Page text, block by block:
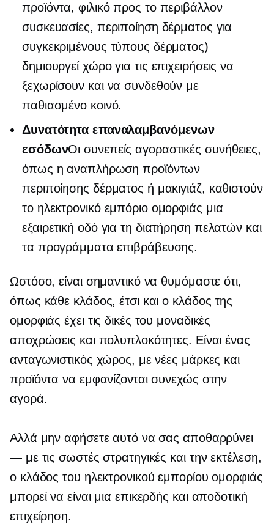
προϊόντα,φιλικό προς το περιβάλλον
συσκευασίες, περιποίηση δέρματος για
συγκεκριμένους τύπους δέρματος)
δημιουργεί χώρο για τις επιχειρήσεις να
ξεχωρίσουν και να συνδεθούν με
παθιασμένο κοινό.
Δυνατότητα επαναλαμβανόμενων
εσόδωνΟι συνεπείς αγοραστικές συνήθειες,
όπως η αναπλήρωση προϊόντων
περιποίησης δέρματος ή μακιγιάζ, καθιστούν
το ηλεκτρονικό εμπόριο ομορφιάς μια
εξαιρετική οδό για τη διατήρηση πελατών και
τα προγράμματα επιβράβευσης.
Ωστόσο, είναι σημαντικό να θυμόμαστε ότι,
όπως κάθε κλάδος, έτσι και ο κλάδος της
ομορφιάς έχει τις δικές του μοναδικές
αποχρώσεις και πολυπλοκότητες. Είναι ένας
ανταγωνιστικός χώρος, με νέες μάρκες και
προϊόντα να εμφανίζονται συνεχώς στην
αγορά.
Αλλά μην αφήσετε αυτό να σας αποθαρρύνει
— με τις σωστές στρατηγικές και την εκτέλεση,
ο κλάδος του ηλεκτρονικού εμπορίου ομορφιάς
μπορεί να είναι μια επικερδής και αποδοτική
επιχείρηση.